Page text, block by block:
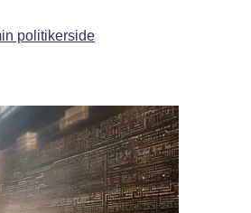
politikerside